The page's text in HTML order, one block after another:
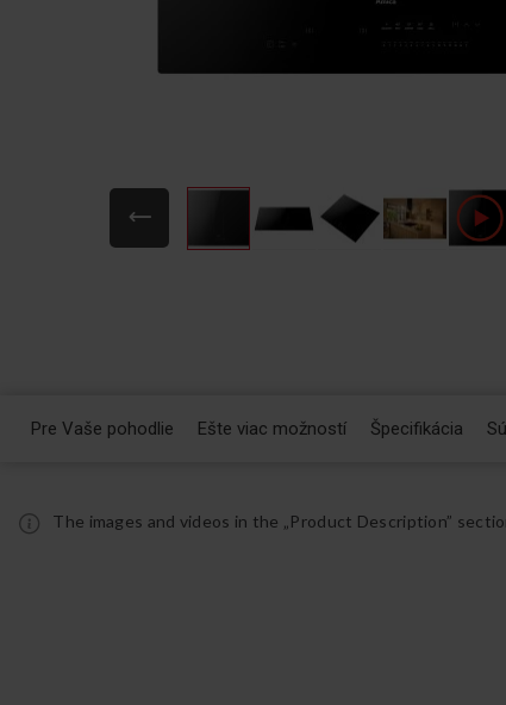
Pre Vaše pohodlie Ešte viac možností Špecifikácia
The images and videos in the „Product Description”